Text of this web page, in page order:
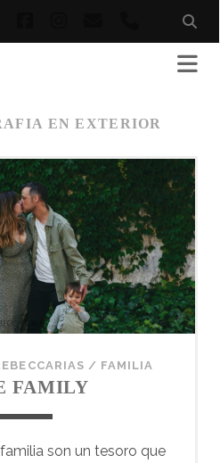
electrónico
phone
EN EXTERIOR
/ FAMILIA
FAMILY
son un tesoro que